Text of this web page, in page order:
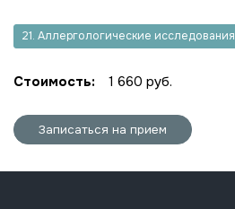
21. Аллергологические исследования
Стоимость: 1 660 руб.
Записаться на прием